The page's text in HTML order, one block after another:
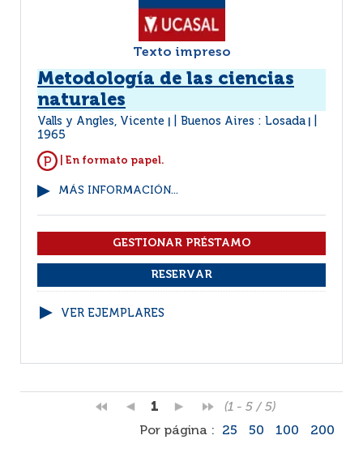
Texto impreso
Metodología de las ciencias
naturales
Valls y Angles, Vicente Buenos Aires : Losada
1965
| En formato papel.
MÁS INFORMACIÓN...
VER EJEMPLARES
1
(1 - 5 / 5)
Por página :
25 50 100 200